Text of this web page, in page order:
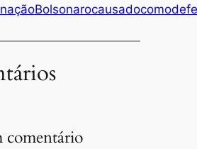
Bolsonarocausadocomo
comentário